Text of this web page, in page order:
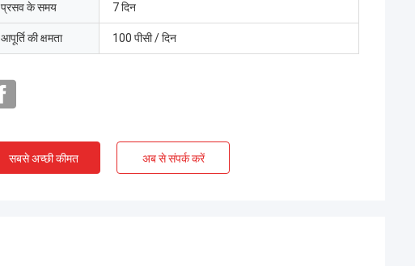
प्रसव के समय 7 दिन
आपूर्ति की क्षमता 100 पीसी / दिन
सबसे अच्छी कीमत अब से संपर्क करें